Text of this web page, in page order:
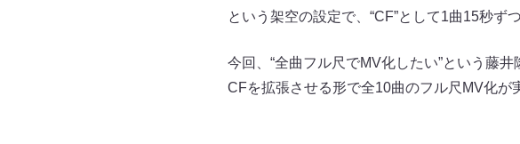
という架空の設定で、“CF”として1曲15秒ず
今回、“全曲フル尺でMV化したい”という藤
CFを拡張させる形で全10曲のフル尺MV化が